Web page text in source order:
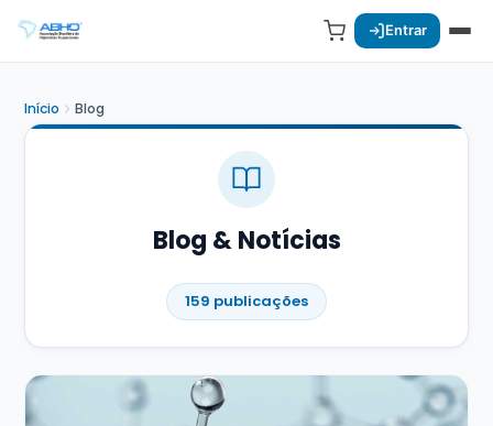
Entrar
Início Blog
Blog & Notícias
159 publicações